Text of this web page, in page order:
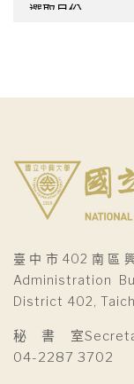
臺中市402南區
Administration
District 402,
秘 書 室
04-2287 3702